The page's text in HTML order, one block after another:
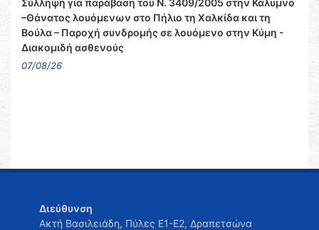
Σύλληψη για παράβαση του Ν. 3409/2005 στην Κάλυμνο
–Θάνατος λουόμενων στο Πήλιο τη Χαλκίδα και τη
Βούλα – Παροχή συνδρομής σε λουόμενο στην Κύμη -
Διακομιδή ασθενούς
07/08/26
Διεύθυνση
Ακτή Βασιλειάδη, Πύλες Ε1-Ε2, Δραπετσώνα